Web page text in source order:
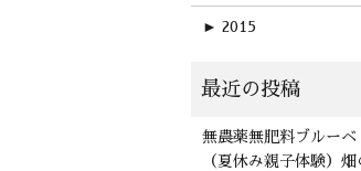
► 2015
無農薬無肥料ブルーベ
（夏休み親子体験）